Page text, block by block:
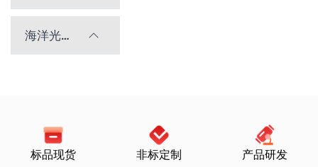
海洋光学光谱仪
标品现货 非标定制 产品研发